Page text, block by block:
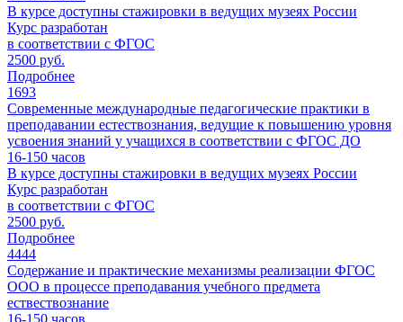
В курсе доступны стажировки в ведущих музеях России
Курс разработан
в соответствии с ФГОС
2500 руб.
Подробнее
1693
Современные международные педагогические практики в
преподавании естествознания, ведущие к повышению уровня
усвоения знаний у учащихся в соответствии с ФГОС ДО
16-150 часов
В курсе доступны стажировки в ведущих музеях России
Курс разработан
в соответствии с ФГОС
2500 руб.
Подробнее
4444
Содержание и практические механизмы реализации ФГОС
ООО в процессе преподавания учебного предмета
ествествознание
16-150 часов